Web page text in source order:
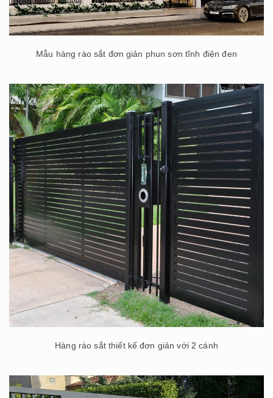
Mẫu hàng rào sắt đơn giản phun sơn tĩnh điện đen
Hàng rào sắt thiết kế đơn giản với 2 cánh